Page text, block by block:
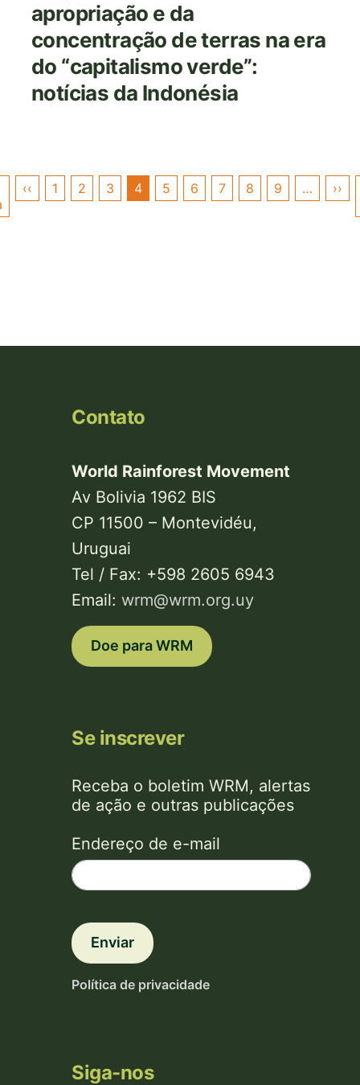
apropriação e da
concentração de terras na era
do “capitalismo verde”:
notícias da Indonésia
Paginação
Primeira
página
‹‹ Página
anterior
1 2 3 4 5 6 7 8 9 … ››
Contato
World Rainforest Movement
Av Bolivia 1962 BIS
CP 11500 – Montevidéu,
Uruguai
Tel / Fax: +598 2605 6943
Email: wrm@wrm.org.uy
Doe para WRM
Se inscrever
Receba o boletim WRM, alertas
de ação e outras publicações
Endereço de e-mail
Enviar
Política de privacidade
Siga-nos